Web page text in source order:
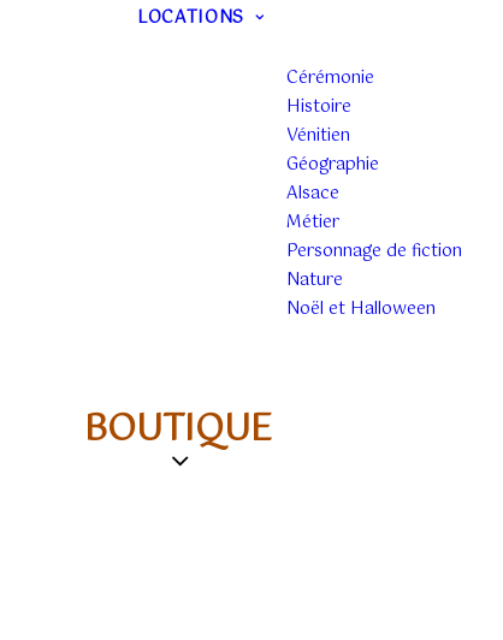
LOCATIONS
Cérémonie
Histoire
Vénitien
Géographie
Alsace
Métier
Personnage de fiction
Nature
Noël et Halloween
BOUTIQUE